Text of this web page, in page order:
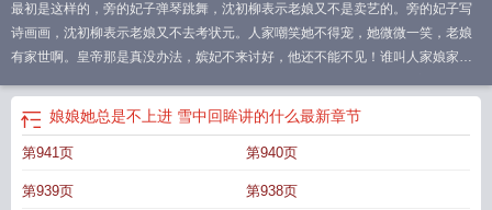
最初是这样的，旁的妃子弹琴跳舞，沈初柳表示老娘又不是卖艺的。旁的妃子写
诗画画，沈初柳表示老娘又不去考状元。人家嘲笑她不得宠，她微微一笑，老娘
有家世啊。皇帝那是真没办法，嫔妃不来讨好，他还不能不见！谁叫人家娘家真
总是不上进 雪中回眸
娘娘她总是不上进全文阅读 娘娘她总是不上进好看吗
娘她总是不上进苏荷结局
进全文免费阅读
娘娘她总是不上进沈初柳名字娘娘她总是不上进景贵妃
外娘娘她总是不上进盘 娘娘她总是不上进免费阅读笔趣阁
娘娘她总是不上进 雪中回眸讲的什么最新章节
第941页 第940页
第939页 第938页